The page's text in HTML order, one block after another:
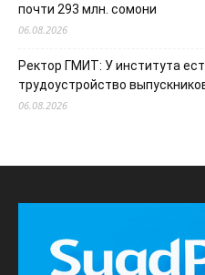
почти 293 млн. сомони
06.08.2026
Ректор ГМИТ: У института
трудоустройство
06.08.2026